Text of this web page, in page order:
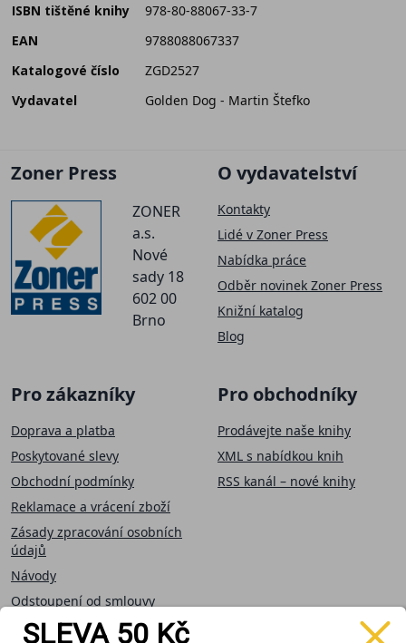
ISBN tištěné knihy
978-80-88067-33-7
EAN
9788088067337
Katalogové číslo
ZGD2527
Vydavatel
Golden Dog - Martin Štefko
Zoner Press
ZONER
a.s.
Nové
sady 18
602 00
Brno
O vydavatelství
Kontakty
Lidé v Zoner Press
Nabídka práce
Odběr novinek Zoner Press
Knižní katalog
Blog
Pro zákazníky
Doprava a platba
Poskytované slevy
Obchodní podmínky
Reklamace a vrácení zboží
Zásady zpracování osobních
údajů
Návody
Odstoupení od smlouvy
Pro obchodníky
Prodávejte naše knihy
XML s nabídkou knih
RSS kanál – nové knihy
SLEVA 50 Kč